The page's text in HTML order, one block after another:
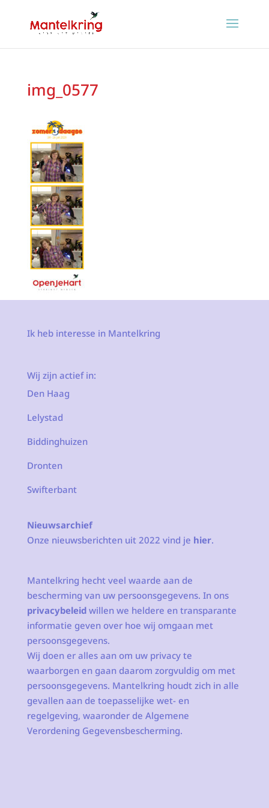
img_0577
Ik heb interesse in Mantelkring
Wij zijn actief in:
Den Haag
Lelystad
Biddinghuizen
Dronten
Swifterbant
Nieuwsarchief
Onze nieuwsberichten uit 2022 vind je hier.
Mantelkring hecht veel waarde aan de
bescherming van uw persoonsgegevens. In ons
privacybeleidwillen we heldere en transparante
informatie geven over hoe wij omgaan met
persoonsgegevens.
Wij doen er alles aan om uw privacy te
waarborgen en gaan daarom zorgvuldig om met
persoonsgegevens. Mantelkring houdt zich in alle
gevallen aan de toepasselijke wet- en
regelgeving, waaronder de Algemene
Verordening Gegevensbescherming.